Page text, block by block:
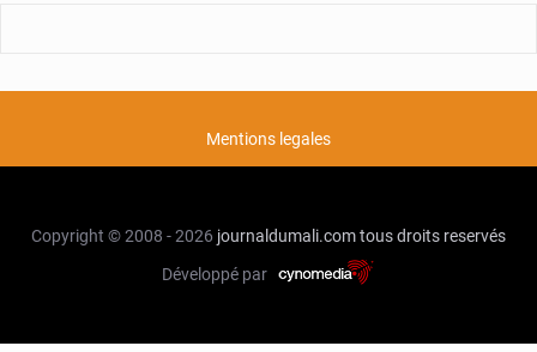
Mentions legales
Copyright © 2008 - 2026 journaldumali.comtous droits reservés
Développé par